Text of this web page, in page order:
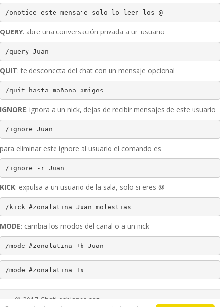
/onotice este mensaje solo lo leen los @
QUERY: abre una conversación privada a un usuario
/query Juan
QUIT: te desconecta del chat con un mensaje opcional
/quit hasta mañana amigos
IGNORE: ignora a un nick, dejas de recibir mensajes de este usuario
/ignore Juan
para eliminar este ignore al usuario el comando es
/ignore -r Juan
KICK: expulsa a un usuario de la sala, solo si eres @
/kick #zonalatina Juan molestias
MODE: cambia los modos del canal o a un nick
/mode #zonalatina +b Juan
/mode #zonalatina +s
© 2017 ChatLesbianas.org